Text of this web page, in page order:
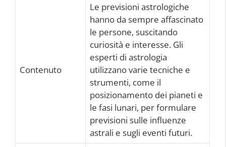
Contenuto
Le previsioni astrologiche
hanno da sempre affascinato
le persone, suscitando
curiosità e interesse. Gli
esperti di astrologia
utilizzano varie tecniche e
strumenti, come il
posizionamento dei pianeti e
le fasi lunari, per formulare
previsioni sulle influenze
astrali e sugli eventi futuri.